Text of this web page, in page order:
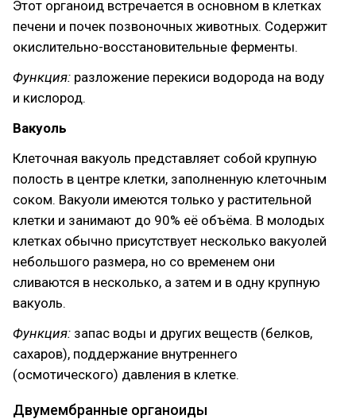
Этот органоид встречается в основном в клетках
печени и почек позвоночных животных. Содержит
окислительно-восстановительные ферменты.
Функция: разложение перекиси водорода на воду
и кислород.
Вакуоль
Клеточная вакуоль представляет собой крупную
полость в центре клетки, заполненную клеточным
соком. Вакуоли имеются только у растительной
клетки и занимают до 90% её объёма. В молодых
клетках обычно присутствует несколько вакуолей
небольшого размера, но со временем они
сливаются в несколько, а затем и в одну крупную
вакуоль.
Функция: запас воды и других веществ (белков,
сахаров), поддержание внутреннего
(осмотического) давления в клетке.
Двумембранные органоиды